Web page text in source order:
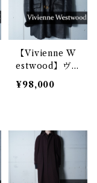
【Vivienne W
estwood】ヴ
ストウッド オ
コート black
¥98,000